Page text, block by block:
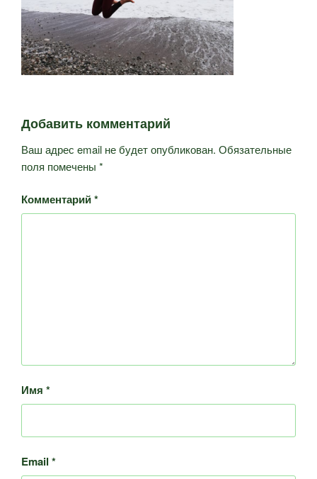
Добавить комментарий
Ваш адрес email не будет опубликован. Обязательные
поля помечены *
Комментарий*
Имя *
Email *